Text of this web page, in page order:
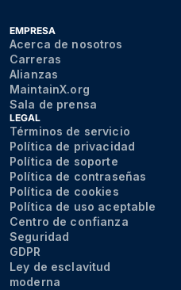
EMPRESA
Acerca de nosotros
Carreras
Alianzas
MaintainX.org
Sala de prensa
LEGAL
Términos de servicio
Política de privacidad
Política de soporte
Política de contraseñas
Política de cookies
Política de uso aceptable
Centro de confianza
Seguridad
GDPR
Ley de esclavitud
moderna